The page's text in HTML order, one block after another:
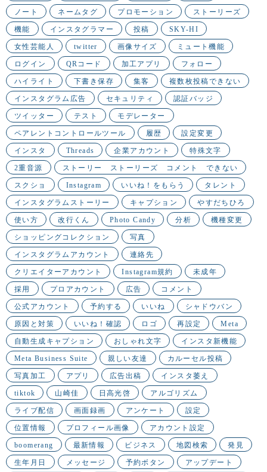
ノート ネームタグ プロモーション ストーリーズ
機能 インスタグラマー 投稿 SKY-HI
女性芸能人 twitter 画像サイズ ミュート機能
ログイン QRコード 加工アプリ フォロー
ハイライト 下書き保存 集客 複数枚投稿できない
インスタグラム広告 セキュリティ 認証バッジ
ツイッター テスト モデレーター
ペアレントコントロールツール 履歴 設定変更
インスタ Threads 企業アカウント 特殊文字
2重音源 ストーリー ストーリーズ コメント できない
スクショ Instagram いいね！をもらう タレント
インスタグラムストーリー キャプション やすだちひろ
使い方 改行くん Photo Candy 分析 機種変更
ショッピングコレクション 写真
インスタグラムアカウント 連絡先
クリエイターアカウント Instagram規約 未成年
採用 プロアカウント 広告 コメント
公式アカウント 予約する いいね シャドウバン
原因と対策 いいね！確認 ロゴ 再設定 Meta
自動生成キャプション おしゃれ文字 インスタ新機能
Meta Business Suite 親しい友達 カルーセル投稿
写真加工 アプリ 広告出稿 インスタ萎え
tiktok 山崎佳 日高光啓 アルゴリズム
ライブ配信 画面録画 アンケート 設定
位置情報 プロフィール画像 アカウント設定
boomerang 最新情報 ビジネス 地図検索 発見
生年月日 メッセージ 予約ボタン アップデート